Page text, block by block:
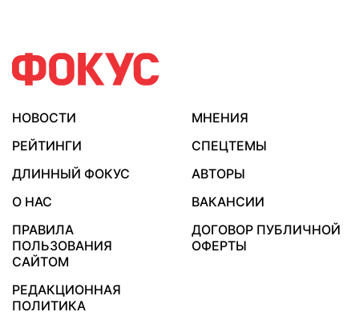
НОВОСТИ
МНЕНИЯ
РЕЙТИНГИ
СПЕЦТЕМЫ
ДЛИННЫЙ ФОКУС
АВТОРЫ
О НАС
ВАКАНСИИ
ПРАВИЛА
ПОЛЬЗОВАНИЯ
САЙТОМ
ДОГОВОР ПУБЛИЧНОЙ
ОФЕРТЫ
РЕДАКЦИОННАЯ
ПОЛИТИКА